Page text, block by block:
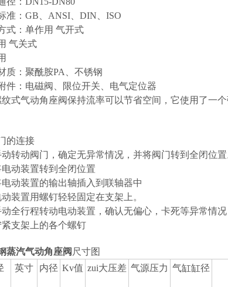
准：GB、ANSI、DIN、ISO
式：单作用 气开式
气关式
质：聚酰胺PA、不锈钢
件：电磁阀、限位开关、电气定位器
式气动角座阀保持流率可以节省空间，它使用了一
的连接
动转动阀门，确定无异常情况，并将阀门转到全闭位
电动装置转到全闭位置
电动装置的输出轴插入到联轴器中
装置用螺钉轻轻固定在支架上。
动全行程转动电动装置，确认无偏心，卡死等异常情况
紧支架上的各个螺钉
蒸汽气动角座阀 尺寸图
英寸 内径 Kv值 zui大压差 气源压力 气缸缸径